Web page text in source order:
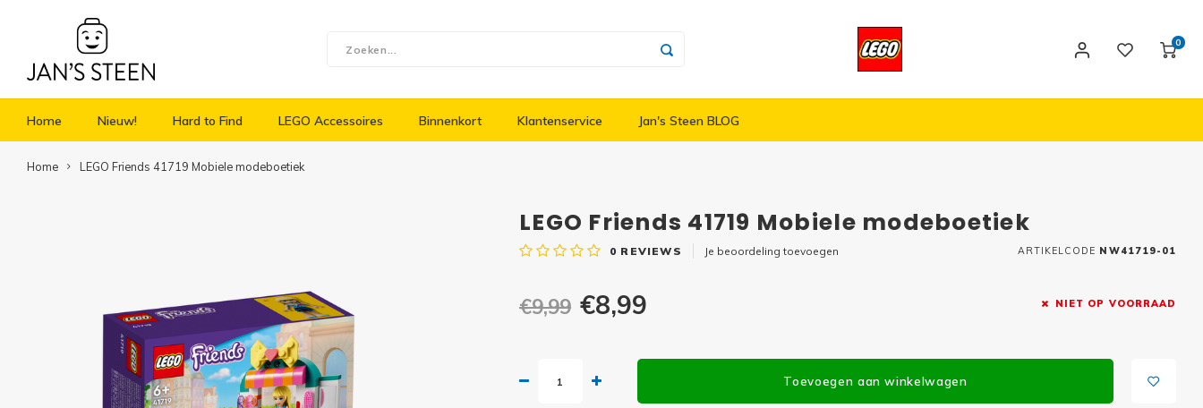
0
Home Nieuw! Hard to Find LEGO Accessoires Binnenkort Klantenservice Jan's Steen BLOG
Home LEGO Friends 41719 Mobiele modeboetiek
LEGO Friends 41719 Mobiele modeboetiek
0 REVIEWS Je beoordeling toevoegen ARTIKELCODE NW41719-01
€9,99 €8,99 NIET OP VOORRAAD
Toevoegen aan winkelwagen